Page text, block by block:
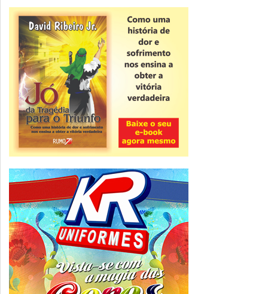
Novidade
CNPJ alfanumérico começa a ser emitido
nesta sexta
ver todas »